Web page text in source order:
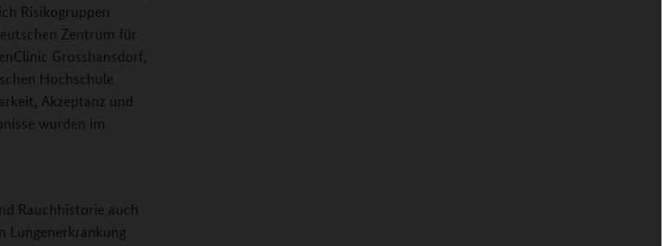
Risikogruppen
Zentrum für
Grosshansdorf,
Hochschule
Akzeptanz und
wurden im
Rauchhistorie auch
Lungenerkrankung